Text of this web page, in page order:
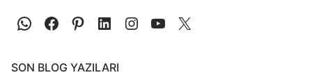
LED Modüller
SON BLOG YAZILARI